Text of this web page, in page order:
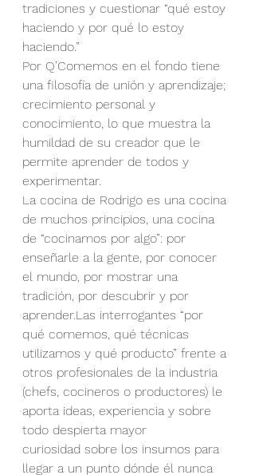
tradiciones y cuestionar “qué estoy
haciendo y por qué lo estoy
haciendo.”
Por Q’Comemos en el fondo tiene
una filosofía de unión y aprendizaje;
crecimiento personal y
conocimiento, lo que muestra la
humildad de su creador que le
permite aprender de todos y
experimentar.
La cocina de Rodrigo es una cocina
de muchos principios, una cocina
de “cocinamos por algo”: por
enseñarle a la gente, por conocer
el mundo, por mostrar una
tradición, por descubrir y por
aprender.Las interrogantes “por
qué comemos, qué técnicas
utilizamos y qué producto” frente a
otros profesionales de la industria
(chefs, cocineros o productores) le
aporta ideas, experiencia y sobre
todo despierta mayor
curiosidad sobre los insumos para
llegar a un punto dónde él nunca